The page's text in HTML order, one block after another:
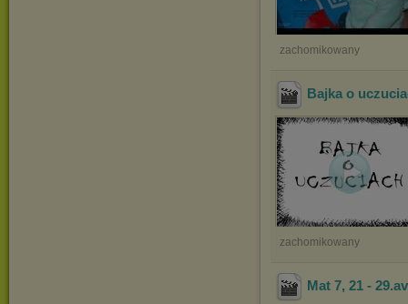
zachomikowany
Bajka o
zachomikowany
Mat 7, 21 - 29